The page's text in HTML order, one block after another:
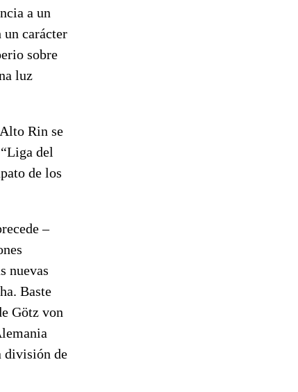
a un
carácter
sobre
luz
Rin se
del
de los
–
nuevas
Baste
Götz von
división de